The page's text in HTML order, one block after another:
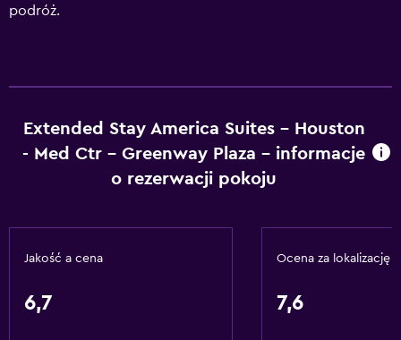
podróż.
Extended Stay America Suites - Houston
- Med Ctr - Greenway Plaza – informacje
o rezerwacji pokoju
Jakość a cena
6,7
Ocena za lokalizację
7,6